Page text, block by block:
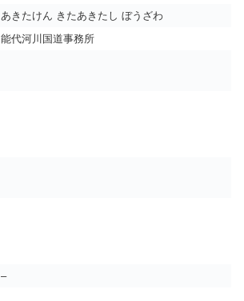
あきたけん きたあきたし ぼうざわ
能代河川国道事務所
–